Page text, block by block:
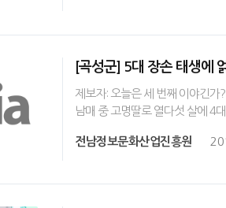
[곡성군] 5대 장손 태생에
제보자: 오늘은 세 번째 이야긴
남매 중 고명딸로 열다섯 살에 4
전남정보문화산업진흥원